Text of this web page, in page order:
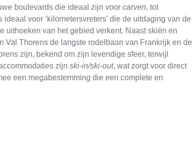
boulevards die ideaal zijn voor carven, tot
ideaal voor ‘kilometersvreters’ die de uitdaging van de
uithoeken van het gebied verkent. Naast skiën en
Thorens de langste rodelbaan van Frankrijk en de
zijn, bekend om zijn levendige sfeer, terwijl
zijn ski-in/ski-out, wat zorgt voor direct
een megabestemming die een complete en